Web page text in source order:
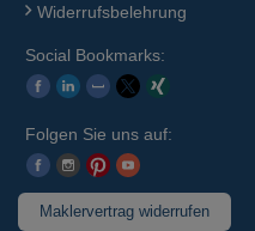
Widerrufsbelehrung
Social Bookmarks:
Folgen Sie uns auf:
Maklervertrag widerrufen